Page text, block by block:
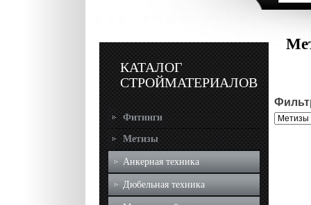
КАТАЛОГ
СТРОЙМАТЕРИАЛОВ
Фитинги
Метизы
Анкерная техника
Дюбельная техника